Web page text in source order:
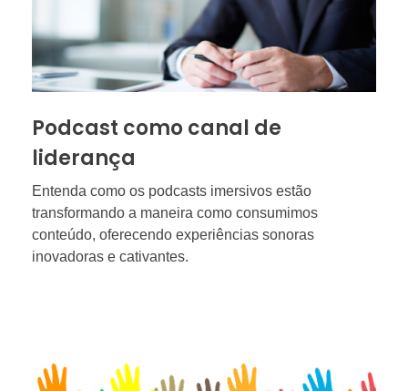
Podcast como canal de
liderança
Entenda como os podcasts imersivos estão
transformando a maneira como consumimos
conteúdo, oferecendo experiências sonoras
inovadoras e cativantes.